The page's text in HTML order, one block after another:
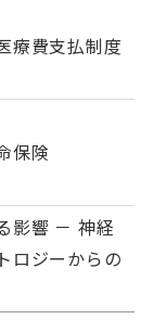
療費支払制度
保険
影響 － 神経
ロジーからの